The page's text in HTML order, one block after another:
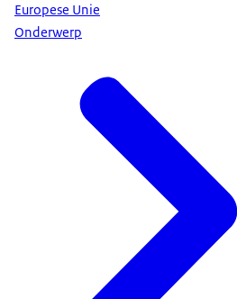
Europese Unie
Onderwerp